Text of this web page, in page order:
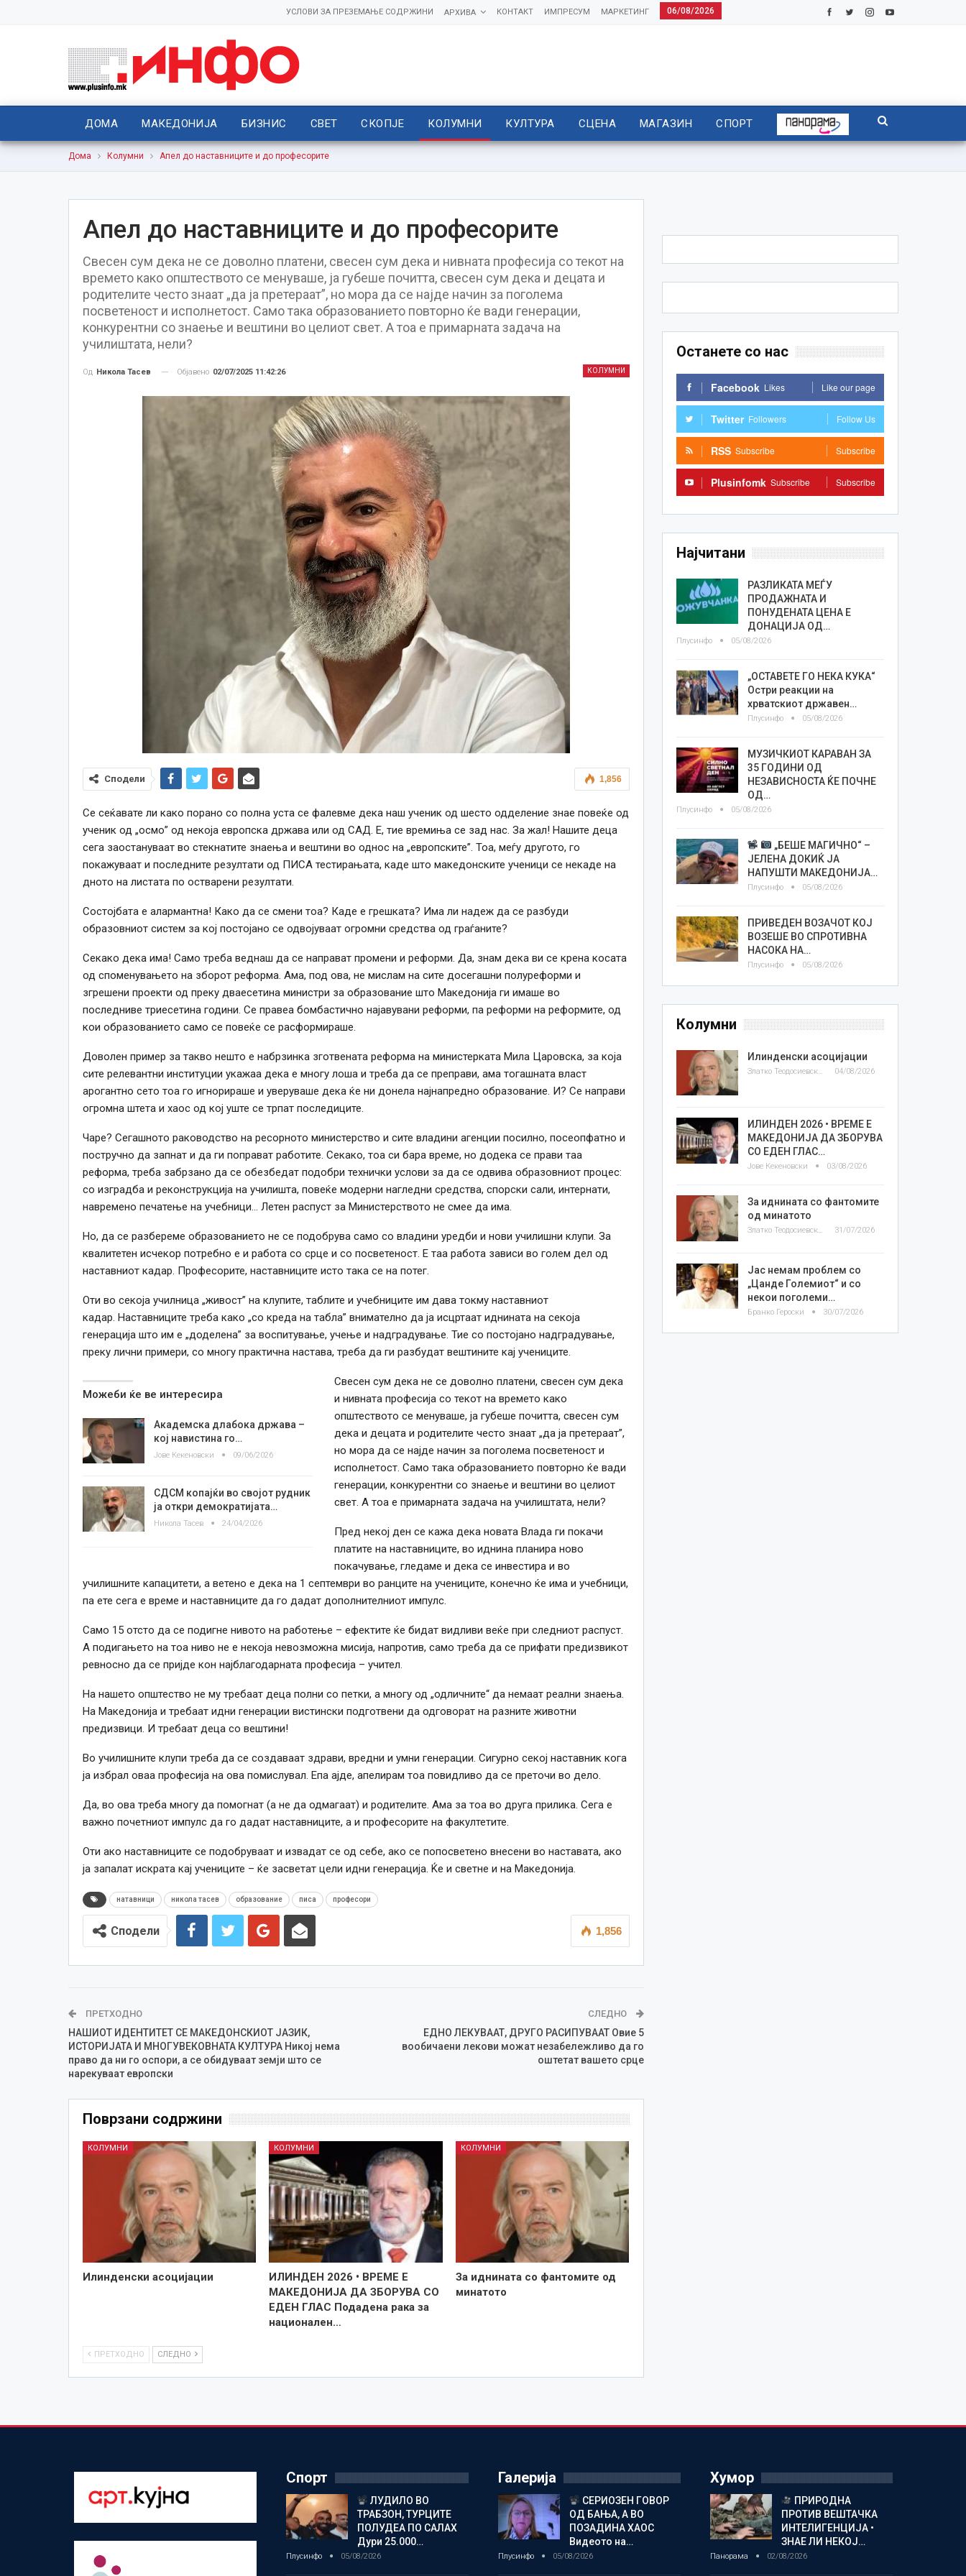
06/08/2026
МАРКЕТИНГ
ИМПРЕСУМ
КОНТАКТ
АРХИВА
УСЛОВИ ЗА ПРЕЗЕМАЊЕ СОДРЖИНИ
ДОМА МАКЕДОНИЈА БИЗНИС СВЕТ СКОПЈЕ КОЛУМНИ КУЛТУРА СЦЕНА МАГАЗИН СПОРТ
Дома Колумни Апел до наставниците и до професорите
Апел до наставниците и до професорите
Свесен сум дека не се доволно платени, свесен сум дека и нивната професија со текот на
времето како општеството се менуваше, ја губеше почитта, свесен сум дека и децата и
родителите често знаат „да ја претераат”, но мора да се најде начин за поголема
посветеност и исполнетост. Само така образованието повторно ќе вади генерации,
конкурентни со знаење и вештини во целиот свет. А тоа е примарната задача на
училиштата, нели?
КОЛУМНИ
Од Никола Тасев Објавено 02/07/2025 11:42:26
1,856
Сподели
Се сеќавате ли како порано со полна уста се фалевме дека наш ученик од шесто одделение знае повеќе од
ученик од „осмо” од некоја европска држава или од САД. Е, тие времиња се зад нас. За жал! Нашите деца
сега заостануваат во стекнатите знаења и вештини во однос на „европските”. Тоа, меѓу другото, го
покажуваат и последните резултати од ПИСА тестирањата, каде што македонските ученици се некаде на
дното на листата по остварени резултати.
Состојбата е алармантна! Како да се смени тоа? Каде е грешката? Има ли надеж да се разбуди
образовниот систем за кој постојано се одвојуваат огромни средства од граѓаните?
Секако дека има! Само треба веднаш да се направат промени и реформи. Да, знам дека ви се крена косата
од споменувањето на зборот реформа. Ама, под ова, не мислам на сите досегашни полуреформи и
згрешени проекти од преку дваесетина министри за образование што Македонија ги имаше во
последниве триесетина години. Се правеа бомбастично најавувани реформи, па реформи на реформите, од
кои образованието само се повеќе се расформираше.
Доволен пример за такво нешто е набрзинка зготвената реформа на министерката Мила Царовска, за која
сите релевантни институции укажаа дека е многу лоша и треба да се преправи, ама тогашната власт
арогантно сето тоа го игнорираше и уверуваше дека ќе ни донела најнапредно образование. И? Се направи
огромна штета и хаос од кој уште се трпат последиците.
Чаре? Сегашното раководство на ресорното министерство и сите владини агенции посилно, посеопфатно и
постручно да запнат и да ги поправат работите. Секако, тоа си бара време, но додека се прави таа
реформа, треба забрзано да се обезбедат подобри технички услови за да се одвива образовниот процес:
со изградба и реконструкција на училишта, повеќе модерни нагледни средства, спорски сали, интернати,
навремено печатење на учебници… Летен распуст за Министерството не смее да има.
Но, да се разбереме образованието не се подобрува само со владини уредби и нови училишни клупи. За
квалитетен исчекор потребно е и работа со срце и со посветеност. Е таа работа зависи во голем дел од
наставниот кадар. Професорите, наставниците исто така се на потег.
Оти во секоја училница „живост” на клупите, таблите и учебниците им дава токму наставниот
кадар. Наставниците треба како „со креда на табла” внимателно да ја исцртаат иднината на секоја
генерација што им е „доделена” за воспитување, учење и надградување. Тие со постојано надградување,
преку лични примери, со многу практична настава, треба да ги разбудат вештините кај учениците.
Можеби ќе ве интересира
Академска длабока држава –
кој навистина го…
Јове Кекеновски 09/06/2026
СДСМ копајќи во својот рудник
ја откри демократијата…
Никола Тасев 24/04/2026
Свесен сум дека не се доволно платени, свесен сум дека
и нивната професија со текот на времето како
општеството се менуваше, ја губеше почитта, свесен сум
дека и децата и родителите често знаат „да ја претераат”,
но мора да се најде начин за поголема посветеност и
исполнетост. Само така образованието повторно ќе вади
генерации, конкурентни со знаење и вештини во целиот
свет. А тоа е примарната задача на училиштата, нели?
Пред некој ден се кажа дека новата Влада ги покачи
платите на наставниците, во иднина планира ново
покачување, гледаме и дека се инвестира и во
училишните капацитети, а ветено е дека на 1 септември во ранците на учениците, конечно ќе има и учебници,
па ете сега е време и наставниците да го дадат дополнителниот импулс.
Само 15 отсто да се подигне нивото на работење – ефектите ќе бидат видливи веќе при следниот распуст.
А подигањето на тоа ниво не е некоја невозможна мисија, напротив, само треба да се прифати предизвикот
ревносно да се пријде кон најблагодарната професија – учител.
На нашето општество не му требаат деца полни со петки, а многу од „одличните“ да немаат реални знаења.
На Македонија и требаат идни генерации вистински подготвени да одговорат на разните животни
предизвици. И требаат деца со вештини!
Во училишните клупи треба да се создаваат здрави, вредни и умни генерации. Сигурно секој наставник кога
ја избрал оваа професија на ова помислувал. Епа ајде, апелирам тоа повидливо да се преточи во дело.
Да, во ова треба многу да помогнат (а не да одмагаат) и родителите. Ама за тоа во друга прилика. Сега е
важно почетниот импулс да го дадат наставниците, а и професорите на факултетите.
Оти ако наставниците се подобруваат и извадат се од себе, ако се попосветено внесени во наставата, ако
ја запалат искрата кај учениците – ќе засветат цели идни генерација. Ќе и светне и на Македонија.
натавници никола тасев образование писа професори
1,856
Сподели
ПРЕТХОДНО
НАШИОТ ИДЕНТИТЕТ СЕ МАКЕДОНСКИОТ ЈАЗИК,
ИСТОРИЈАТА И МНОГУВЕКОВНАТА КУЛТУРА Никој нема
право да ни го оспори, а се обидуваат земји што се
нарекуваат европски
СЛЕДНО
ЕДНО ЛЕКУВААТ, ДРУГО РАСИПУВААТ Овие 5
вообичаени лекови можат незабележливо да го
оштетат вашето срце
Поврзани содржини
КОЛУМНИ
Илинденски асоцијации
КОЛУМНИ
ИЛИНДЕН 2026 • ВРЕМЕ Е
МАКЕДОНИЈА ДА ЗБОРУВА СО
ЕДЕН ГЛАС Подадена рака за
национален…
КОЛУМНИ
За иднината со фантомите од
минатото
ПРЕТХОДНО СЛЕДНО
Останете со нас
Facebook Likes Like our page
Twitter Followers Follow Us
RSS Subscribe Subscribe
Plusinfomk Subscribe Subscribe
Најчитани
РАЗЛИКАТА МЕЃУ
ПРОДАЖНАТА И
ПОНУДЕНАТА ЦЕНА Е
ДОНАЦИЈА ОД…
Плусинфо 05/08/2026
„ОСТАВЕТЕ ГО НЕКА КУКА“
Остри реакции на
хрватскиот државен…
Плусинфо 05/08/2026
МУЗИЧКИОТ КАРАВАН ЗА
35 ГОДИНИ ОД
НЕЗАВИСНОСТА ЌЕ ПОЧНЕ
ОД…
Плусинфо 05/08/2026
„БЕШЕ МАГИЧНО“ –
ЈЕЛЕНА ДОКИЌ ЈА
НАПУШТИ МАКЕДОНИЈА…
Плусинфо 05/08/2026
ПРИВЕДЕН ВОЗАЧОТ КОЈ
ВОЗЕШЕ ВО СПРОТИВНА
НАСОКА НА…
Плусинфо 05/08/2026
Колумни
Илинденски асоцијации
Златко Теодосиевски 04/08/2026
ИЛИНДЕН 2026 • ВРЕМЕ Е
МАКЕДОНИЈА ДА ЗБОРУВА
СО ЕДЕН ГЛАС…
Јове Кекеновски 03/08/2026
За иднината со фантомите
од минатото
Златко Теодосиевски 31/07/2026
Јас немам проблем со
„Цанде Големиот“ и со
некои поголеми…
Бранко Героски 30/07/2026
Спорт
ЛУДИЛО ВО
ТРАБЗОН, ТУРЦИТЕ
ПОЛУДЕА ПО САЛАХ
Дури 25.000…
Плусинфо 05/08/2026
Галерија
СЕРИОЗЕН ГОВОР
ОД БАЊА, А ВО
ПОЗАДИНА ХАОС
Видеото на…
Плусинфо 05/08/2026
Хумор
ПРИРОДНА
ПРОТИВ ВЕШТАЧКА
ИНТЕЛИГЕНЦИЈА •
ЗНАЕ ЛИ НЕКОЈ…
Панорама 02/08/2026